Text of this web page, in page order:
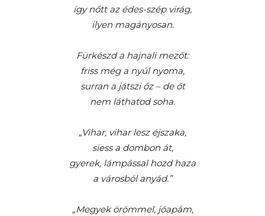
így nőtt az édes-szép virág,
ilyen magányosan.
Fürkészd a hajnali mezőt:
friss még a nyúl nyoma,
surran a játszi őz – de őt
nem láthatod soha.
„Vihar, vihar lesz éjszaka,
siess a dombon át,
gyerek, lámpással hozd haza
a városból anyád.”
„Megyek örömmel, jóapám,